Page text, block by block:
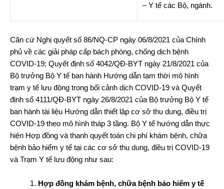
– Y tế các Bộ, ngành.
Căn cứ Nghị quyết số 86/NQ-CP ngày 06/8/2021 của Chính
phủ về các giải pháp cấp bách phòng, chống dịch bệnh
COVID-19; Quyết định số 4042/QĐ-BYT ngày 21/8/2021 của
Bộ trưởng Bộ Y tế ban hành Hướng dẫn tạm thời mô hình
trạm y tế lưu động trong bối cảnh dịch COVID-19 và Quyết
định số 4111/QĐ-BYT ngày 26/8/2021 của Bộ trưởng Bộ Y tế
ban hành tài liệu Hướng dẫn thiết lập cơ sở thu dung, điều trị
COVID-19 theo mô hình tháp 3 tầng. Bộ Y tế hướng dẫn thực
hiện Hợp đồng và thanh quyết toán chi phí khám bệnh, chữa
bệnh bảo hiểm y tế tại các cơ sở thu dung, điều trị COVID-19
và Trạm Y tế lưu động như sau:
Hợp đồng khám bệnh, chữa bệnh bảo hiểm y tế